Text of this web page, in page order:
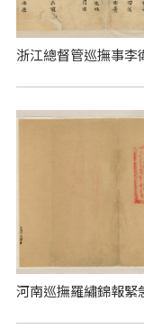
浙江總督管巡撫事李
河南巡撫羅繡錦報緊